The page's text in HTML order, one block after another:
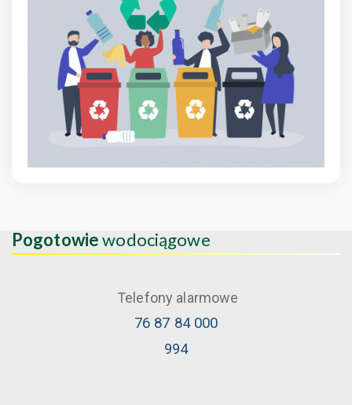
Pogotowiewodociągowe
Telefony alarmowe
76 87 84 000
994